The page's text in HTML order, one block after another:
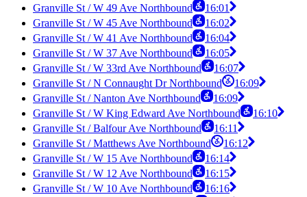
Granville St / W 49 Ave Northbound
16:01
Granville St / W 45 Ave Northbound
16:02
Granville St / W 41 Ave Northbound
16:04
Granville St / W 37 Ave Northbound
16:05
Granville St / W 33rd Ave Northbound
16:07
Granville St / N Connaught Dr Northbound
16:09
Granville St / Nanton Ave Northbound
16:09
Granville St / W King Edward Ave Northbound
16:10
Granville St / Balfour Ave Northbound
16:11
Granville St / Matthews Ave Northbound
16:12
Granville St / W 15 Ave Northbound
16:14
Granville St / W 12 Ave Northbound
16:15
Granville St / W 10 Ave Northbound
16:16